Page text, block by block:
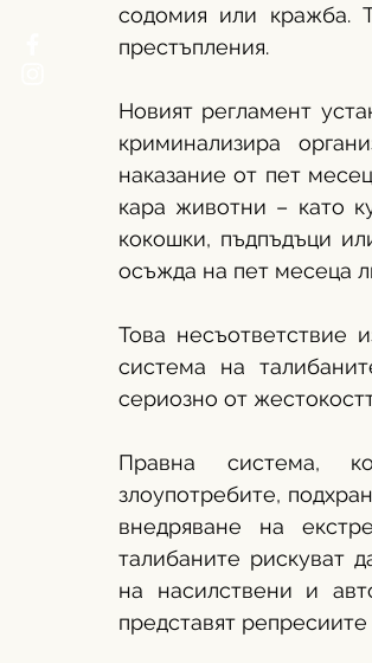
содомия или кражба.
престъпления.
Новият регламент
криминализира
наказание от пет
кара животни – като
кокошки, пъдпъдъци
осъжда на пет месеца
Това несъответствие
система на
сериозно от
Правна система,
злоупотребите,
внедряване на
талибаните рискуват
на насилствени и
представят